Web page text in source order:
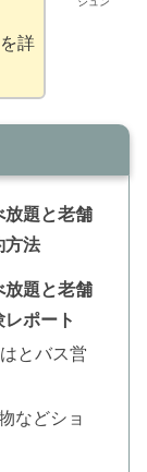
詳
放題と老舗
方法
放題と老舗
ポート
とバス営
などショ